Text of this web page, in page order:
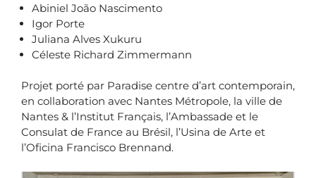
Abiniel João Nascimento
Igor Porte
Juliana Alves Xukuru
Céleste Richard Zimmermann
Projet porté par Paradise centre d’art contemporain,
en collaboration avec Nantes Métropole, la ville de
Nantes & l’Institut Français, l’Ambassade et le
Consulat de France au Brésil, l’Usina de Arte et
l’Oficina Francisco Brennand.